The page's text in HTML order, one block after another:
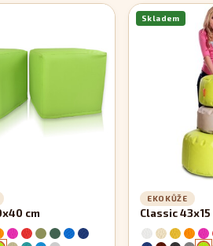
cm
Skladem
EKOKŮŽE
Classic 43x15